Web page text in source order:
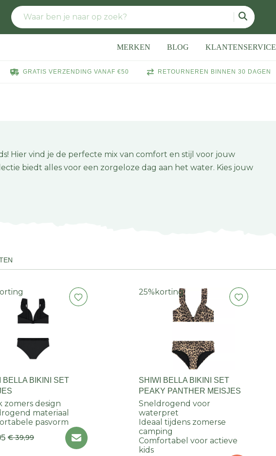
MERKEN BLOG KLANTENSERVICE
GRATIS VERZENDING VANAF €50 RETOURNEREN BINNEN 30 DAGEN
Hier vind je de perfecte mix van comfort en stijl voor jouw
biedt alles voor een zorgeloze dag aan het water. Kies jouw
BELLA BIKINI SET
zomers design
materiaal
pasvorm
€ 39,99
25% korting
SHIWI BELLA BIKINI SET
PEAKY PANTHER MEISJES
Sneldrogend voor
waterpret
Ideaal tijdens zomerse
camping
Comfortabel voor actieve
kids